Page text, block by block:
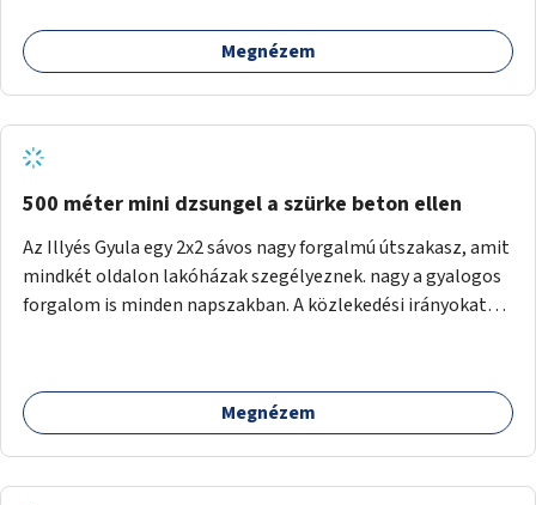
Megnézem
500 méter mini dzsungel a szürke beton ellen
Az Illyés Gyula egy 2x2 sávos nagy forgalmú útszakasz, amit
mindkét oldalon lakóházak szegélyeznek. nagy a gyalogos
forgalom is minden napszakban. A közlekedési irányokat
szintű növényzettel, öntözőrendszerrel, esetleg
valamilyen vizes attrakcióval ami végfut mind az 500m-en.
Megnézem